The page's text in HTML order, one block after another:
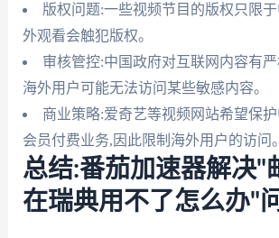
版权问题:一些视频节目的版权只限
外观看会触犯版权。
审核管控:中国政府对互联网内容有
海外用户可能无法访问某些敏感内容。
商业策略:爱奇艺等视频网站希望保
会员付费业务,因此限制海外用户的访问。
总结:番茄加速器解决"
在瑞典用不了怎么办"